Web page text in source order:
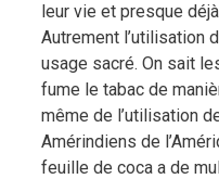
leur vie et presque
Autrement l’utilisation
usage sacré. On sait
fume le tabac de
même de l’utilisation
Amérindiens de
feuille de coca a de